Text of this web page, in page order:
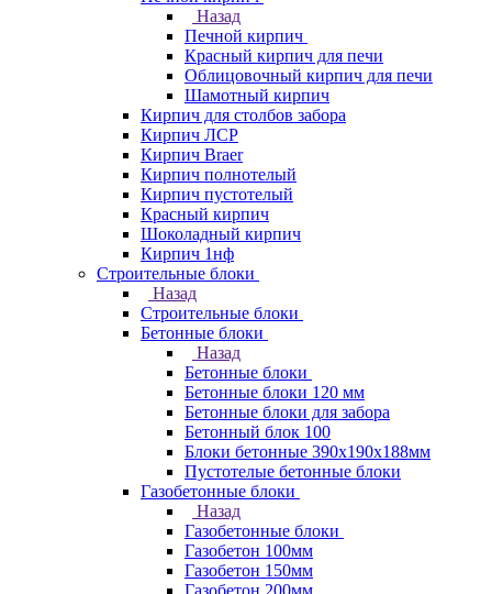
Назад
Печной кирпич
Красный кирпич для печи
Облицовочный кирпич для печи
Шамотный кирпич
Кирпич для столбов забора
Кирпич ЛСР
Кирпич Braer
Кирпич полнотелый
Кирпич пустотелый
Красный кирпич
Шоколадный кирпич
Кирпич 1нф
Строительные блоки
Назад
Строительные блоки
Бетонные блоки
Назад
Бетонные блоки
Бетонные блоки 120 мм
Бетонные блоки для забора
Бетонный блок 100
Блоки бетонные 390х190х188мм
Пустотелые бетонные блоки
Газобетонные блоки
Назад
Газобетонные блоки
Газобетон 100мм
Газобетон 150мм
Газобетон 200мм